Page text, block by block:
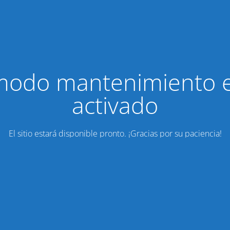
mantenimiento
activado
El sitio estará disponible pronto. ¡Gracias por su paciencia!